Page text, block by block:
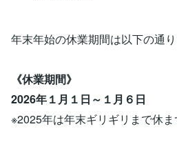
年末年始の休業期間は以下の通り
《休業期間》
2026年１月１日～１月６日
※2025年は年末ギリギリまで休ま